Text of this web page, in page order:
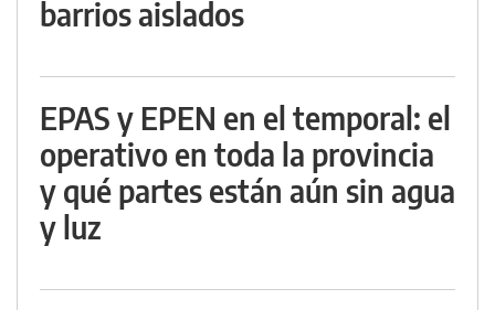
barrios aislados
EPAS y EPEN en el temporal: el
operativo en toda la provincia
y qué partes están aún sin agua
y luz